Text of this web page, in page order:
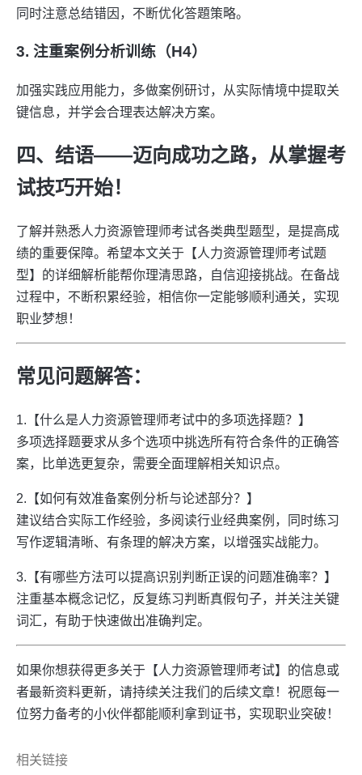
同时注意总结错因，不断优化答題策略。
3. 注重案例分析训练（H4）
加强实践应用能力，多做案例研讨，从实际情境中提取关
键信息，并学会合理表达解决方案。
四、结语——迈向成功之路，从掌握考
试技巧开始！
了解并熟悉人力资源管理师考试各类典型题型，是提高成
绩的重要保障。希望本文关于【人力资源管理师考试题
型】的详细解析能帮你理清思路，自信迎接挑战。在备战
过程中，不断积累经验，相信你一定能够顺利通关，实现
职业梦想！
常见问题解答：
1.【什么是人力资源管理师考试中的多项选择题？】
多项选择题要求从多个选项中挑选所有符合条件的正确答
案，比单选更复杂，需要全面理解相关知识点。
2.【如何有效准备案例分析与论述部分？】
建议结合实际工作经验，多阅读行业经典案例，同时练习
写作逻辑清晰、有条理的解决方案，以增强实战能力。
3.【有哪些方法可以提高识别判断正误的问题准确率？】
注重基本概念记忆，反复练习判断真假句子，并关注关键
词汇，有助于快速做出准确判定。
如果你想获得更多关于【人力资源管理师考试】的信息或
者最新资料更新，请持续关注我们的后续文章！祝愿每一
位努力备考的小伙伴都能顺利拿到证书，实现职业突破！
相关链接